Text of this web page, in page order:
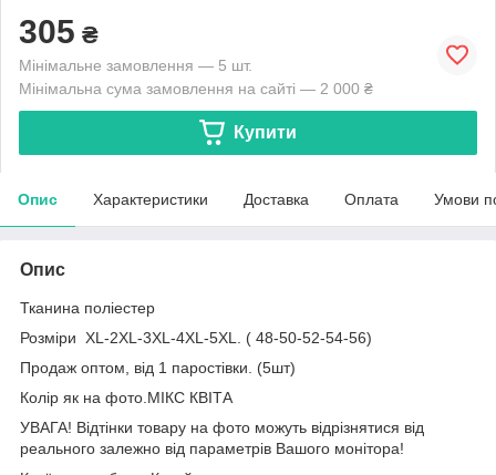
305 ₴
Мінімальне замовлення — 5 шт.
Мінімальна сума замовлення на сайті — 2 000 ₴
Купити
Опис Характеристики Доставка Оплата Умови
Опис
Тканина поліестер
Розміри XL-2XL-3XL-4XL-5XL. ( 48-50-52-54-56)
Продаж оптом, від 1 паростівки. (5шт)
Колір як на фото.МІКС КВІТА
УВАГА! Відтінки товару на фото можуть відрізнятися від
реального залежно від параметрів Вашого монітора!